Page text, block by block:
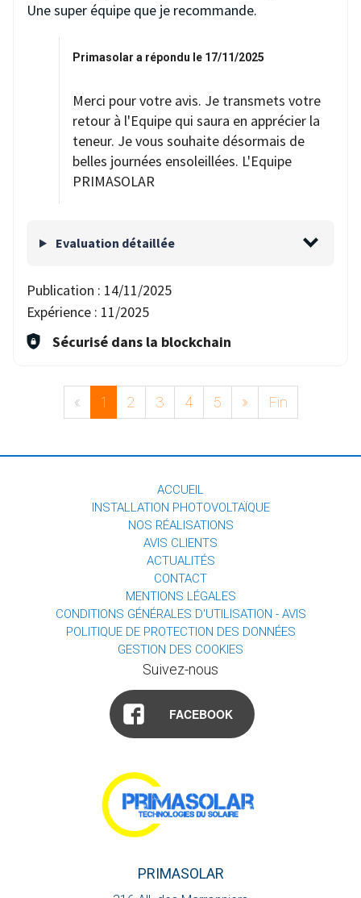
Une super équipe que je recommande.
Primasolar a répondu le 17/11/2025
Merci pour votre avis. Je transmets votre
retour à l'Equipe qui saura en apprécier la
teneur. Je vous souhaite désormais de
belles journées ensoleillées. L'Equipe
PRIMASOLAR
Evaluation détaillée
Publication : 14/11/2025
Expérience : 11/2025
Sécurisé dans la blockchain
« 1 2 3 4 5 » Fin
ACCUEIL
INSTALLATION PHOTOVOLTAÏQUE
NOS RÉALISATIONS
AVIS CLIENTS
ACTUALITÉS
CONTACT
MENTIONS LÉGALES
CONDITIONS GÉNÉRALES D'UTILISATION - AVIS
POLITIQUE DE PROTECTION DES DONNÉES
GESTION DES COOKIES
Suivez-nous
FACEBOOK
PRIMASOLAR